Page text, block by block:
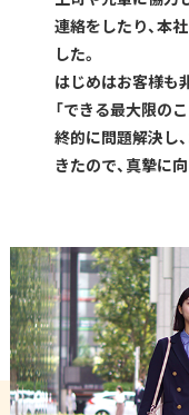
連絡をしたり、本
した。
はじめはお客様も
「できる最大限の
終的に問題解決し
きたので、真摯に